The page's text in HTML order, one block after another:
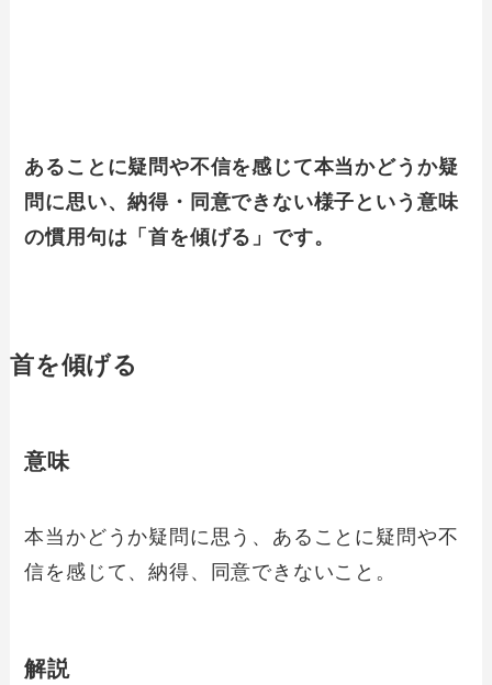
あることに疑問や不信を感じて本当かどうか疑
問に思い、納得・同意できない様子という意味
の慣用句は「首を傾げる」です。
首を傾げる
意味
本当かどうか疑問に思う、あることに疑問や不
信を感じて、納得、同意できないこと。
解説